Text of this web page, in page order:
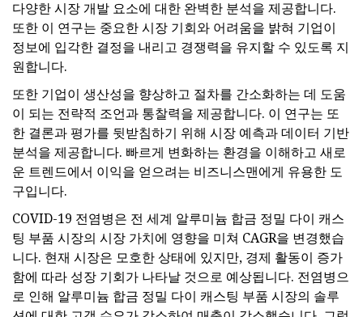
다양한 시장 개발 요소에 대한 완벽한 분석을 제공합니다.
또한 이 연구는 중요한 시장 기회와 어려움을 밝혀 기업이
정보에 입각한 결정을 내리고 경쟁력을 유지할 수 있도록 지
원합니다.
또한 기업이 생산성을 향상하고 절차를 간소화하는 데 도움
이 되는 전략적 조언과 통찰력을 제공합니다. 이 연구는 또
한 결론과 평가를 뒷받침하기 위해 시장 예측과 데이터 기반
분석을 제공합니다. 빠르게 변화하는 환경을 이해하고 새로
운 트렌드에서 이익을 얻으려는 비즈니스맨에게 유용한 도
구입니다.
COVID-19 전염병은 전 세계 알루미늄 합금 정밀 다이 캐스
팅 부품 시장의 시장 가치에 영향을 미쳐 CAGR을 변경했습
니다. 현재 시장은 모호한 상태에 있지만, 경제 활동이 증가
함에 따라 성장 기회가 나타날 것으로 예상됩니다. 전염병으
로 인해 알루미늄 합금 정밀 다이 캐스팅 부품 시장의 솔루